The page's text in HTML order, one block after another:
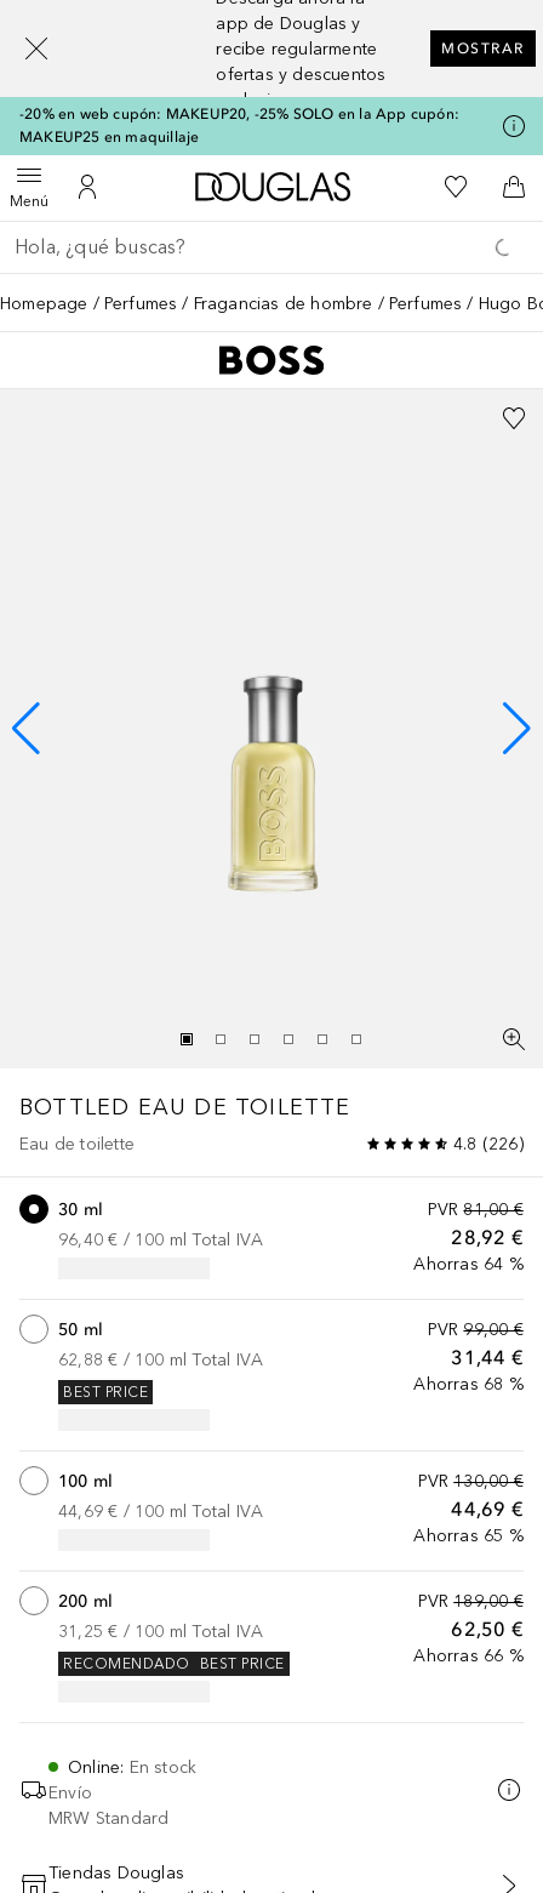
app de Douglas y
recibe regularmente
ofertas y descuentos
exclusivos
MOSTRAR
-20% en web cupón: MAKEUP20, -25% SOLO en la App cupón:
MAKEUP25 en maquillaje
MenúAbrir menúMi cuenta
A Douglas HomeMi lista de
A
Regresar
Ejecutar búsqueda
Homepage Perfumes Fragancias de hombre Perfumes Hugo
BOTTLED EAU DE TOILETTE
Eau de toilette 4.8 (226)
PVR 81,00 €
28,92 €
Ahorras 64 %
30 ml
96,40 € / 100 ml Total IVA
PVR 99,00 €
31,44 €
Ahorras 68 %
50 ml
62,88 € / 100 ml Total IVA
BEST PRICE
PVR 130,00 €
44,69 €
Ahorras 65 %
100 ml
44,69 € / 100 ml Total IVA
PVR 189,00 €
62,50 €
Ahorras 66 %
200 ml
31,25 € / 100 ml Total IVA
BEST PRICE
RECOMENDADO
Online: En stock
Envío
MRW Standard
Tiendas Douglas
[navigation.slideout.screenreader]